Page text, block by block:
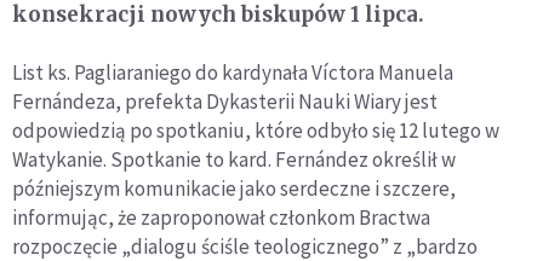
konsekracji nowych biskupów 1 lipca.
List ks. Pagliaraniego do kardynała Víctora Manuela
Fernándeza, prefekta Dykasterii Nauki Wiary jest
odpowiedzią po spotkaniu, które odbyło się 12 lutego w
Watykanie. Spotkanie to kard. Fernández określił w
późniejszym komunikacie jako serdeczne i szczere,
informując, że zaproponował członkom Bractwa
rozpoczęcie „dialogu ściśle teologicznego” z „bardzo